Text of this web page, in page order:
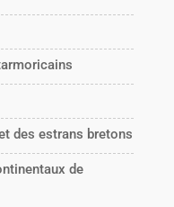
des estrans bretons
de